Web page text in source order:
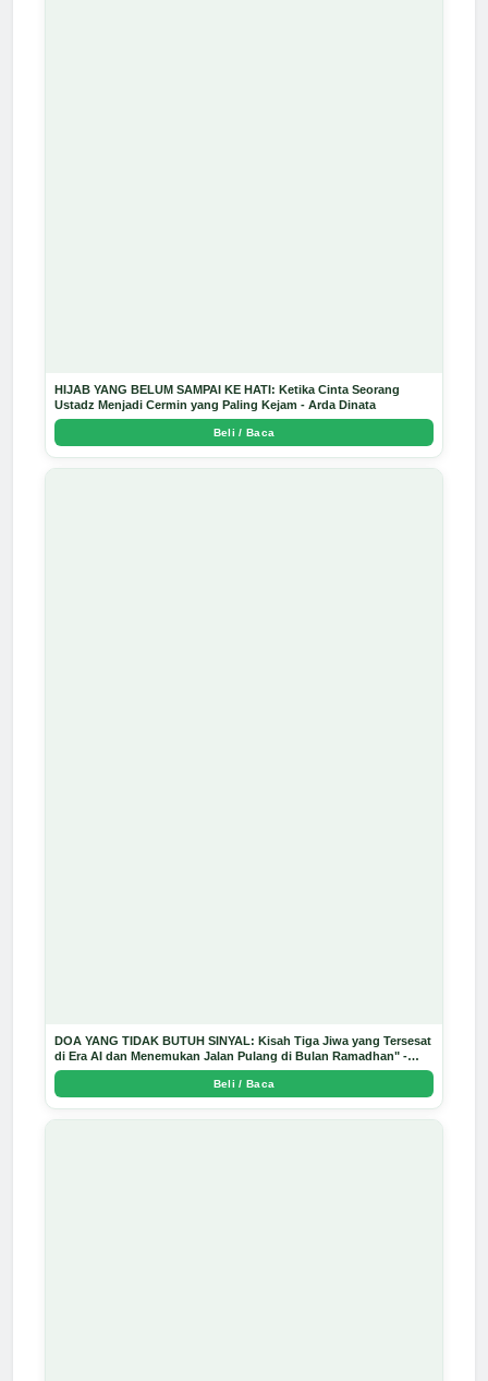
HIJAB YANG BELUM SAMPAI KE HATI: Ketika Cinta Seorang
Ustadz Menjadi Cermin yang Paling Kejam - Arda Dinata
Beli / Baca
DOA YANG TIDAK BUTUH SINYAL: Kisah Tiga Jiwa yang Tersesat
di Era AI dan Menemukan Jalan Pulang di Bulan Ramadhan" -
Arda Dinata
Beli / Baca